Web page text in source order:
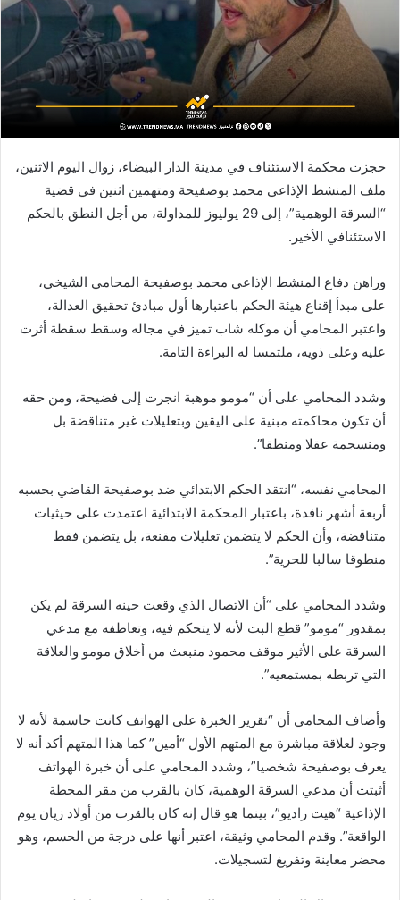
حجزت محكمة الاستئناف في مدينة الدار البيضاء، زوال اليوم الاثنين،
ملف المنشط الإذاعي محمد بوصفيحة ومتهمين اثنين في قضية
“السرقة الوهمية”، إلى 29 يوليوز للمداولة، من أجل النطق بالحكم
الاستئنافي الأخير.
وراهن دفاع المنشط الإذاعي محمد بوصفيحة المحامي الشيخي،
على مبدأ إقناع هيئة الحكم باعتبارها أول مبادئ تحقيق العدالة،
واعتبر المحامي أن موكله شاب تميز في مجاله وسقط سقطة أثرت
عليه وعلى ذويه، ملتمسا له البراءة التامة.
وشدد المحامي على أن “مومو موهبة انجرت إلى فضيحة، ومن حقه
أن تكون محاكمته مبنية على اليقين وبتعليلات غير متناقضة بل
ومنسجمة عقلا ومنطقا”.
المحامي نفسه، “انتقد الحكم الابتدائي ضد بوصفيحة القاضي بحسبه
أربعة أشهر نافدة، باعتبار المحكمة الابتدائية اعتمدت على حيثيات
متناقضة، وأن الحكم لا يتضمن تعليلات مقنعة، بل يتضمن فقط
منطوقا سالبا للحرية”.
وشدد المحامي على “أن الاتصال الذي وقعت حينه السرقة لم يكن
بمقدور “مومو” قطع البت لأنه لا يتحكم فيه، وتعاطفه مع مدعي
السرقة على الأثير موقف محمود منبعث من أخلاق مومو والعلاقة
التي تربطه بمستمعيه”.
وأضاف المحامي أن “تقرير الخبرة على الهواتف كانت حاسمة لأنه لا
وجود لعلاقة مباشرة مع المتهم الأول “أمين” كما هذا المتهم أكد أنه لا
يعرف بوصفيحة شخصيا”، وشدد المحامي على أن خبرة الهواتف
أثبتت أن مدعي السرقة الوهمية، كان بالقرب من مقر المحطة
الإذاعية “هيت راديو”، بينما هو قال إنه كان بالقرب من أولاد زيان يوم
الواقعة”. وقدم المحامي وثيقة، اعتبر أنها على درجة من الحسم، وهو
محضر معاينة وتفريغ لتسجيلات.